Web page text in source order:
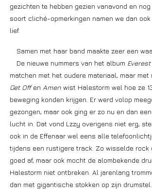
gezichten te hebben gezien vanavond en
soort cliché-opmerkingen namen we dan
lief.
Samen met haar band maakte zeer een
De nieuwe nummers van het album Everest
matchen met het oudere materiaal, maar met
Get Offen Amen wist Halestorm wel hoe ze
beweging konden krijgen. Er werd volop
gezongen, maar ook ging er zo nu en dan
lucht in. Dat vond Lzzy overigens niet erg,
ook in de Effenaar wel eens alle
tijdens een rustigere track. Zo wisselde rock
goed af, maar ook mocht de alombekende
Halestorm niet ontbreken. Al jarenlang
dan met gigantische stokken op zijn